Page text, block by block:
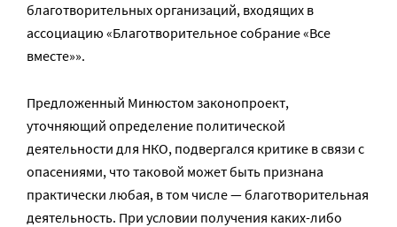
благотворительных организаций, входящих в
ассоциацию «Благотворительное собрание «Все
вместе»».
Предложенный Минюстом законопроект,
уточняющий определение политической
деятельности для НКО, подвергался критике в связи с
опасениями, что таковой может быть признана
практически любая, в том числе — благотворительная
деятельность. При условии получения каких-либо